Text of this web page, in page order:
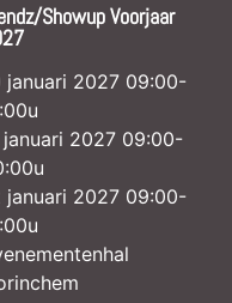
Showup Voorjaar
januari 2027 09:00-
januari 2027 09:00-
januari 2027 09:00-